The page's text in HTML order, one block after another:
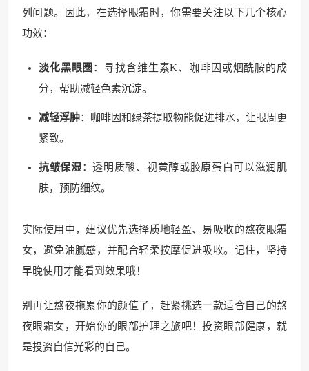
列问题。因此，在选择眼霜时，你需要关注以下几个核心
功效：
淡化黑眼圈 ：寻找含维生素K、咖啡因或烟酰胺的成
分，帮助减轻色素沉淀。
减轻浮肿：咖啡因和绿茶提取物能促进排水，让眼周更
紧致。
抗皱保湿：透明质酸、视黄醇或胶原蛋白可以滋润肌
肤，预防细纹。
实际使用中，建议优先选择质地轻盈、易吸收的熬夜眼霜
女，避免油腻感，并配合轻柔按摩促进吸收。记住，坚持
早晚使用才能看到效果哦！
别再让熬夜拖累你的颜值了，赶紧挑选一款适合自己的熬
夜眼霜女，开始你的眼部护理之旅吧！投资眼部健康，就
是投资自信光彩的自己。